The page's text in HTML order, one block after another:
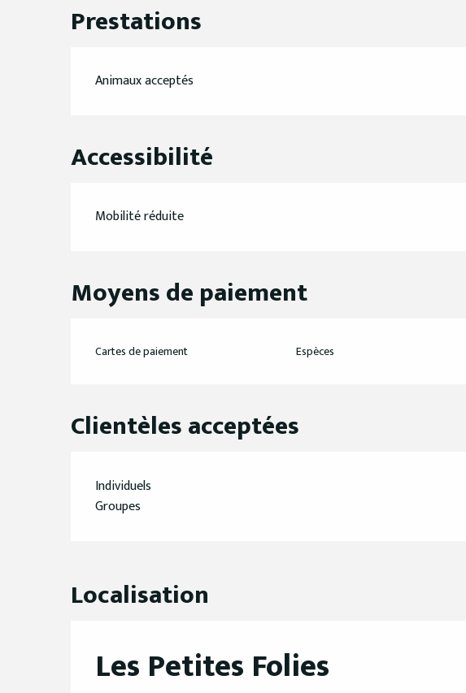
Prestations
Animaux acceptés
Accessibilité
Mobilité réduite
Moyens de paiement
Cartes de paiement Espèces
Clientèles acceptées
Individuels
Groupes
Localisation
Les Petites Folies